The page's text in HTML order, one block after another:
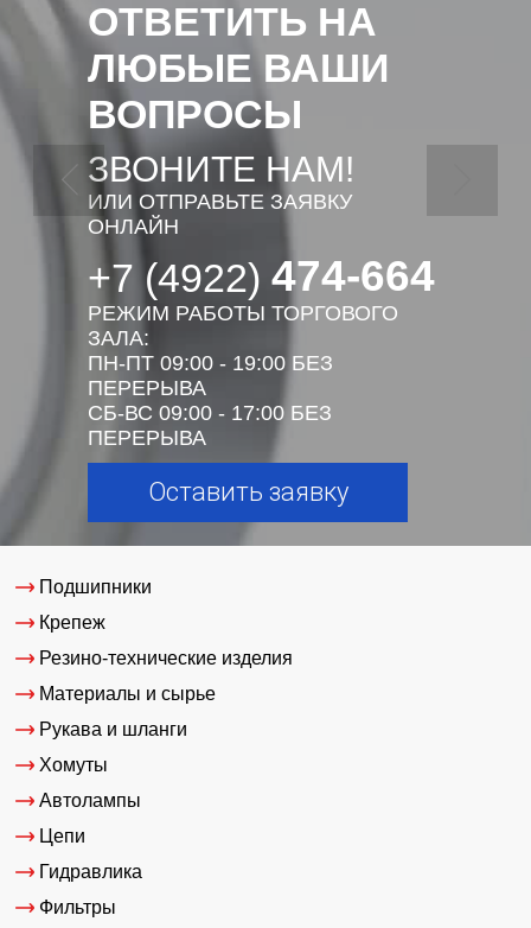
ОТВЕТИТЬ НА
ЛЮБЫЕ ВАШИ
ВОПРОСЫ
ЗВОНИТЕ НАМ!
ИЛИ ОТПРАВЬТЕ ЗАЯВКУ
ОНЛАЙН
+7 (4922) 474-664
РЕЖИМ РАБОТЫ ТОРГОВОГО
ЗАЛА:
ПН-ПТ 09:00 - 19:00 БЕЗ
ПЕРЕРЫВА
СБ-ВС 09:00 - 17:00 БЕЗ
ПЕРЕРЫВА
Оставить заявку
Подшипники
Крепеж
Резино-технические изделия
Материалы и сырье
Рукава и шланги
Хомуты
Автолампы
Цепи
Гидравлика
Фильтры